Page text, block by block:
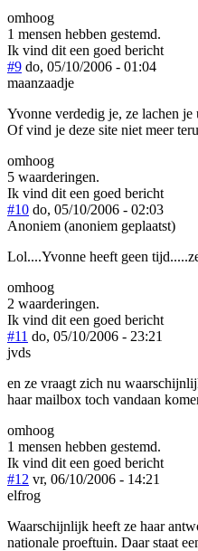
omhoog
1 mensen hebben gestemd.
Ik vind dit een goed bericht
#9 do, 05/10/2006 - 01:04
maanzaadje
Yvonne verdedig je, ze lachen
Of vind je deze site niet meer
omhoog
5 waarderingen.
Ik vind dit een goed bericht
#10 do, 05/10/2006 - 02:03
Anoniem (anoniem geplaatst)
Lol....Yvonne heeft geen
omhoog
2 waarderingen.
Ik vind dit een goed bericht
#11 do, 05/10/2006 - 23:21
jvds
en ze vraagt zich nu
haar mailbox toch vandaan
omhoog
1 mensen hebben gestemd.
Ik vind dit een goed bericht
#12 vr, 06/10/2006 - 14:21
elfrog
Waarschijnlijk heeft ze haar
nationale proeftuin. Daar staat